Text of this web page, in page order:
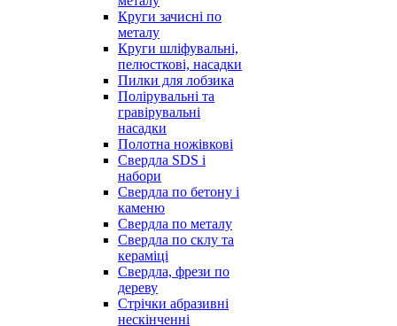
Круги зачисні по
металу
Круги шліфувальні,
пелюсткові, насадки
Пилки для лобзика
Полірувальні та
гравірувальні
насадки
Полотна ножівкові
Свердла SDS і
набори
Свердла по бетону і
каменю
Свердла по металу
Свердла по склу та
кераміці
Свердла, фрези по
дереву
Стрічки абразивні
нескінченні